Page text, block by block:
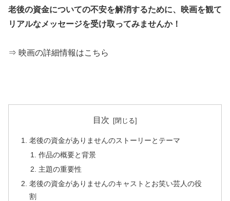
老後の資金についての不安を解消するために、映画を観て
リアルなメッセージを受け取ってみませんか！
⇒ 映画の詳細情報はこちら
目次
老後の資金がありませんのストーリーとテーマ
作品の概要と背景
主題の重要性
老後の資金がありませんのキャストとお笑い芸人の役
割